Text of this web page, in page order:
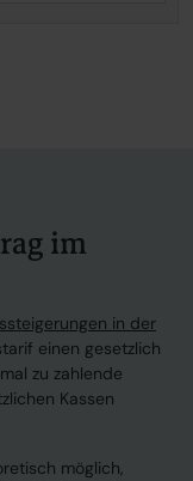
im
in der
einen gesetzlich
zu zahlende
Kassen
möglich,